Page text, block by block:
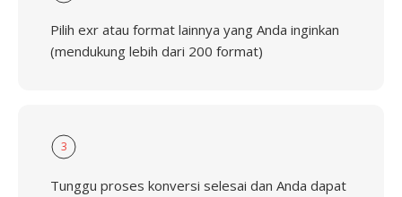
Pilih exr atau format lainnya yang Anda inginkan
(mendukung lebih dari 200 format)
3
Tunggu proses konversi selesai dan Anda dapat